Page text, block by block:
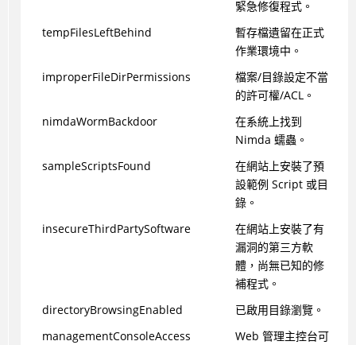
緊急修復程式。
tempFilesLeftBehind
暫存檔遺留在正式
作業環境中。
improperFileDirPermissions
檔案/目錄設定不當
的許可權/ACL。
nimdaWormBackdoor
在系統上找到
Nimda 蠕蟲。
sampleScriptsFound
在網站上安裝了預
設範例 Script 或目
錄。
insecureThirdPartySoftware
在網站上安裝了有
漏洞的第三方軟
體，尚無已知的修
補程式。
directoryBrowsingEnabled
已啟用目錄瀏覽。
managementConsoleAccess
Web 管理主控台可